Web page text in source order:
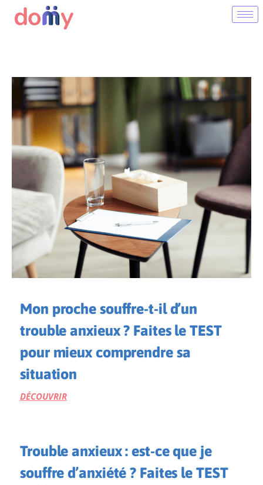
Mon proche souffre-t-il d’un
trouble anxieux ? Faites le TEST
pour mieux comprendre sa
situation
DÉCOUVRIR
Trouble anxieux : est-ce que je
souffre d’anxiété ? Faites le TEST